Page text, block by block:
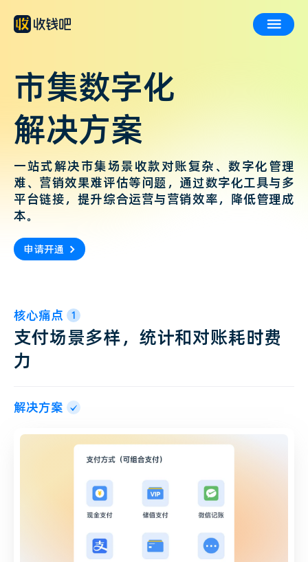
市集数字化
解决方案
一站式解决市集场景收款对账复杂、数字化管理
难、营销效果难评估等问题，通过数字化工具与多
平台链接，提升综合运营与营销效率，降低管理成
本。
申请开通
核心痛点 1
支付场景多样，统计和对账耗时费
力
解决方案